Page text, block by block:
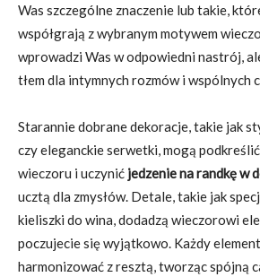
Was szczególne znaczenie lub takie,
współgrają z wybranym motywem
wprowadzi Was w odpowiedni nastrój,
tłem dla intymnych rozmów i wspólnych
Starannie dobrane dekoracje, takie jak
czy eleganckie serwetki, mogą
wieczoru i uczynić jedzenie na randkę w
ucztą dla zmysłów. Detale, takie jak
kieliszki do wina, dodadzą wieczorowi
poczujecie się wyjątkowo. Każdy
harmonizować z resztą, tworząc spójną